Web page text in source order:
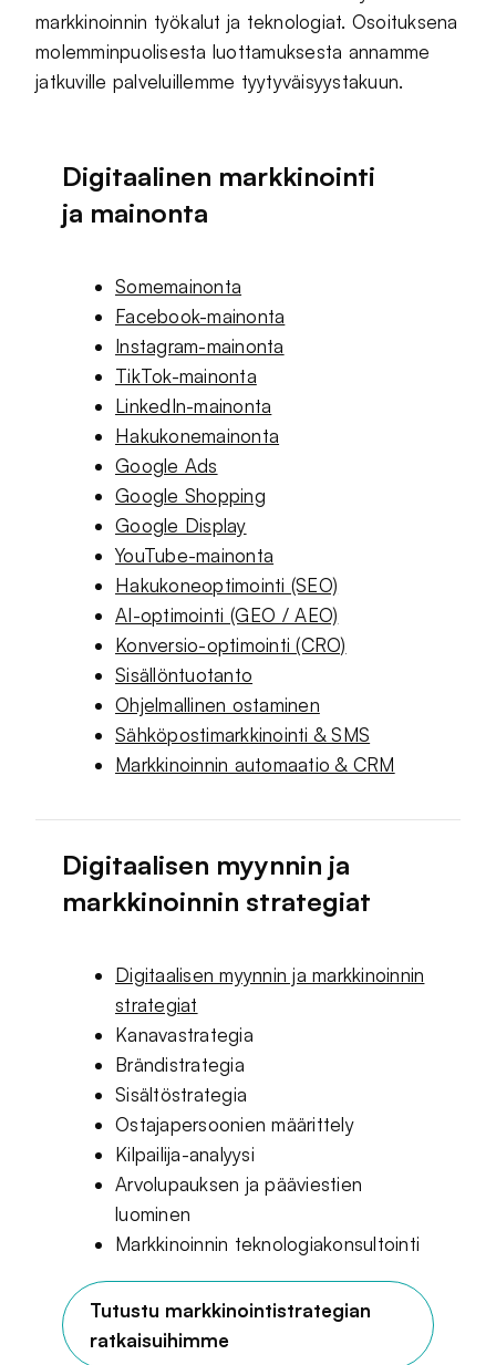
markkinoinnin työkalut ja teknologiat. Osoituksena
molemminpuolisesta luottamuksesta annamme
jatkuville palveluillemme tyytyväisyystakuun.
Digitaalinen markkinointi
ja mainonta
Somemainonta
Facebook-mainonta
Instagram-mainonta
TikTok-mainonta
LinkedIn-mainonta
Hakukonemainonta
Google Ads
Google Shopping
Google Display
YouTube-mainonta
Hakukoneoptimointi (SEO)
AI-optimointi (GEO / AEO)
Konversio-optimointi (CRO)
Sisällöntuotanto
Ohjelmallinen ostaminen
Sähköpostimarkkinointi & SMS
Markkinoinnin automaatio & CRM
Digitaalisen myynnin ja
markkinoinnin strategiat
Digitaalisen myynnin ja markkinoinnin
strategiat
Kanavastrategia
Brändistrategia
Sisältöstrategia
Ostajapersoonien määrittely
Kilpailija-analyysi
Arvolupauksen ja pääviestien
luominen
Markkinoinnin teknologiakonsultointi
Tutustu markkinointistrategian
ratkaisuihimme